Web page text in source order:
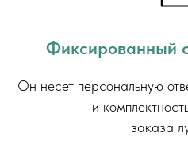
Фиксированный
Он несет персональную
и
заказа